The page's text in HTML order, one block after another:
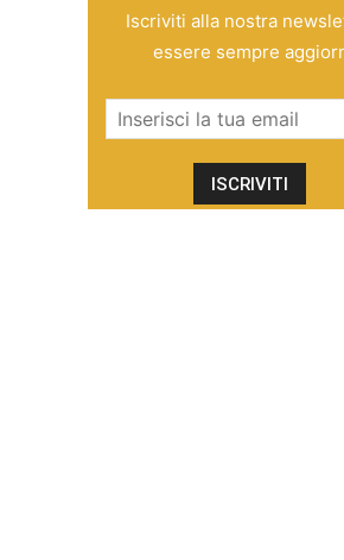
Iscriviti alla nostra
essere sempre